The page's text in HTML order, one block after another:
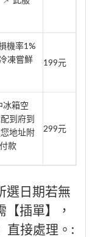
機率1%
凍嘗鮮
199元
冰箱空
到府到
地址附
款
299元
選日期若無
插單】，
直接處理。: